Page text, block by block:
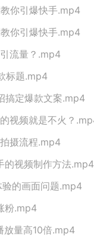
你引爆快手.mp4
你引爆快手.mp4
流量？.mp4
标题.mp4
搞定爆款文案.mp4
视频就是不火？
摄流程.mp4
的视频制作方法.mp4
的画面问题.mp4
粉.mp4
放量高10倍.mp4